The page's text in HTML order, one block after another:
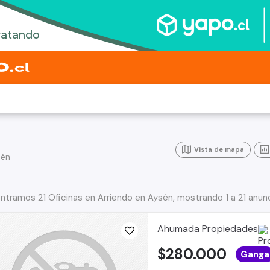
Vista de mapa
21 Oficinas en Arriendo en Aysén, mostrando 1 a 21
Ahumada Propiedades
$280.000 Ganga